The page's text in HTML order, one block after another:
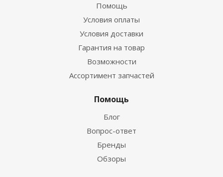
Помощь
Условия оплаты
Условия доставки
Гарантия на товар
Возможности
Ассортимент запчастей
Помощь
Блог
Вопрос-ответ
Бренды
Обзоры